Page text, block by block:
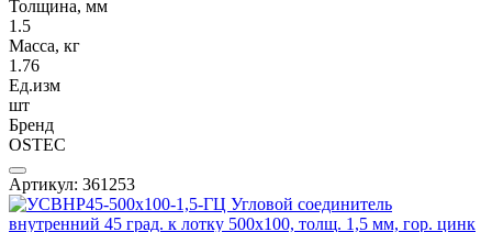
Толщина, мм
1.5
Масса, кг
1.76
Ед.изм
шт
Бренд
OSTEC
Артикул: 361253